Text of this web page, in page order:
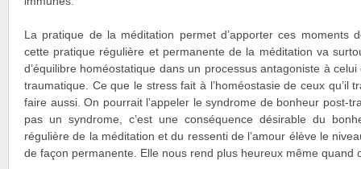
La pratique de la méditation permet d’apporter ces moments
cette pratique régulière et permanente de la méditation va
d’équilibre homéostatique dans un processus antagoniste à
traumatique. Ce que le stress fait à l’homéostasie de ceux qu’il
faire aussi. On pourrait l’appeler le syndrome de bonheur post-
pas un syndrome, c’est une conséquence désirable du
régulière de la méditation et du ressenti de l’amour élève le
de façon permanente. Elle nous rend plus heureux même quand